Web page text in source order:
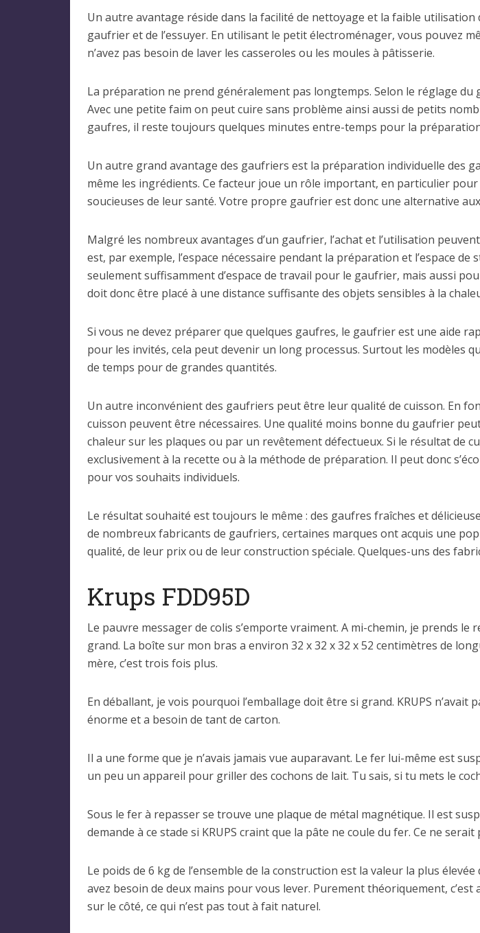
Un autre avantage réside dans la facilité de nettoyage et la faible
gaufrier et de l’essuyer. En utilisant le petit électroménager, vous pouvez
n’avez pas besoin de laver les casseroles ou les moules à pâtisserie.
La préparation ne prend généralement pas longtemps. Selon le réglage
Avec une petite faim on peut cuire sans problème ainsi aussi de petits
gaufres, il reste toujours quelques minutes entre-temps pour la
Un autre grand avantage des gaufriers est la préparation individuelle des
même les ingrédients. Ce facteur joue un rôle important, en particulier
soucieuses de leur santé. Votre propre gaufrier est donc une alternative
Malgré les nombreux avantages d’un gaufrier, l’achat et l’utilisation
est, par exemple, l’espace nécessaire pendant la préparation et l’espace
seulement suffisamment d’espace de travail pour le gaufrier, mais aussi
doit donc être placé à une distance suffisante des objets sensibles à la
Si vous ne devez préparer que quelques gaufres, le gaufrier est une aide
pour les invités, cela peut devenir un long processus. Surtout les modèles
de temps pour de grandes quantités.
Un autre inconvénient des gaufriers peut être leur qualité de cuisson. En
cuisson peuvent être nécessaires. Une qualité moins bonne du gaufrier
chaleur sur les plaques ou par un revêtement défectueux. Si le résultat de
exclusivement à la recette ou à la méthode de préparation. Il peut donc
pour vos souhaits individuels.
Le résultat souhaité est toujours le même : des gaufres fraîches et
de nombreux fabricants de gaufriers, certaines marques ont acquis une
qualité, de leur prix ou de leur construction spéciale. Quelques-uns des
Krups FDD95D
Le pauvre messager de colis s’emporte vraiment. A mi-chemin, je prends
grand. La boîte sur mon bras a environ 32 x 32 x 32 x 52 centimètres de
mère, c’est trois fois plus.
En déballant, je vois pourquoi l’emballage doit être si grand. KRUPS
énorme et a besoin de tant de carton.
Il a une forme que je n’avais jamais vue auparavant. Le fer lui-même est
un peu un appareil pour griller des cochons de lait. Tu sais, si tu mets le
Sous le fer à repasser se trouve une plaque de métal magnétique. Il est
demande à ce stade si KRUPS craint que la pâte ne coule du fer. Ce ne
Le poids de 6 kg de l’ensemble de la construction est la valeur la plus
avez besoin de deux mains pour vous lever. Purement théoriquement,
sur le côté, ce qui n’est pas tout à fait naturel.